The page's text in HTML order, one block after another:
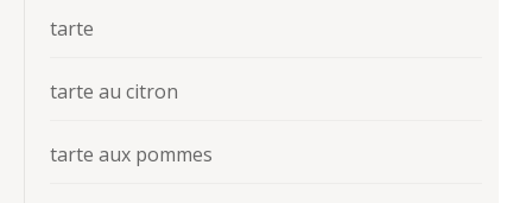
tarte
tarte au citron
tarte aux pommes